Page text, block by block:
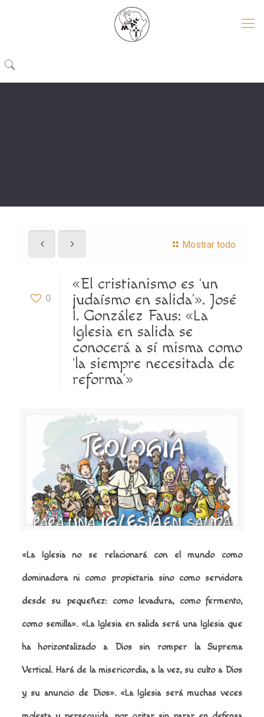
Mostrar todo
0
«El cristianismo es ‘un
judaísmo en salida'». José
I. González Faus: «La
Iglesia en salida se
conocerá a sí misma como
‘la siempre necesitada de
reforma'»
«La Iglesia no se relacionará con el mundo como
dominadora ni como propietaria sino como servidora
desde su pequeñez: como levadura, como fermento,
como semilla». «La Iglesia en salida será una Iglesia que
ha horizontalizado a Dios sin romper la Suprema
Vertical. Hará de la misericordia, a la vez, su culto a Dios
y su anuncio de Dios». «La Iglesia será muchas veces